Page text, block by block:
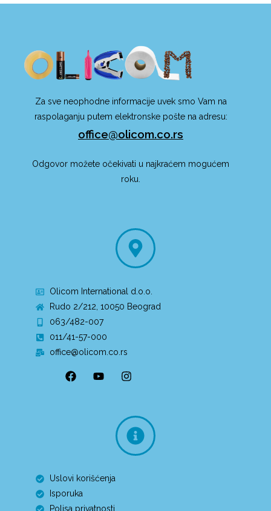
Za sve neophodne informacije uvek smo Vam na
raspolaganju putem elektronske pošte na adresu:
office@olicom.co.rs
Odgovor možete očekivati u najkraćem mogućem
roku.
Olicom International d.o.o.
Rudo 2/212, 10050 Beograd
063/482-007
011/41-57-000
office@olicom.co.rs
Uslovi korišćenja
Isporuka
Polisa privatnosti